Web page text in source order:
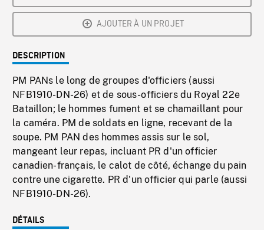
AJOUTER À UN PROJET
DESCRIPTION
PM PANs le long de groupes d'officiers (aussi
NFB1910-DN-26) et de sous-officiers du Royal 22e
Bataillon; le hommes fument et se chamaillant pour
la caméra. PM de soldats en ligne, recevant de la
soupe. PM PAN des hommes assis sur le sol,
mangeant leur repas, incluant PR d'un officier
canadien-français, le calot de côté, échange du pain
contre une cigarette. PR d'un officier qui parle (aussi
NFB1910-DN-26).
DÉTAILS